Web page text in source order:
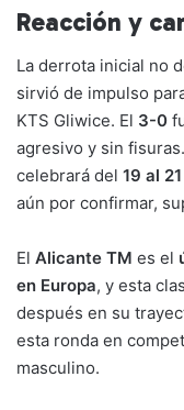
Reacción y
La derrota inicial no
sirvió de impulso
KTS Gliwice. El 3-0
agresivo y sin
celebrará del 19 al
aún por confirmar,
El Alicante TM es el
en Europa, y esta
después en su
esta ronda en
masculino.